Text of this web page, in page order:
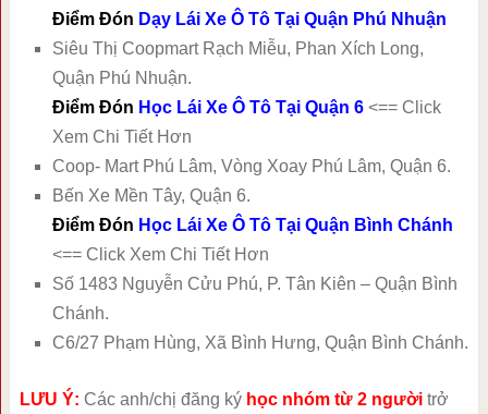
Điểm Đón Dạy Lái Xe Ô Tô Tại Quận Phú Nhuận
Siêu Thị Coopmart Rạch Miễu, Phan Xích Long,
Quận Phú Nhuận.
Điểm Đón Học Lái Xe Ô Tô Tại Quận 6 <== Click
Xem Chi Tiết Hơn
Coop- Mart Phú Lâm, Vòng Xoay Phú Lâm, Quận 6.
Bến Xe Mền Tây, Quận 6.
Điểm Đón Học Lái Xe Ô Tô Tại Quận Bình Chánh
<== Click Xem Chi Tiết Hơn
Số 1483 Nguyễn Cửu Phú, P. Tân Kiên – Quận Bình
Chánh.
C6/27 Phạm Hùng, Xã Bình Hưng, Quận Bình Chánh.
LƯU Ý: Các anh/chị đăng ký học nhóm từ 2 ngườitrở